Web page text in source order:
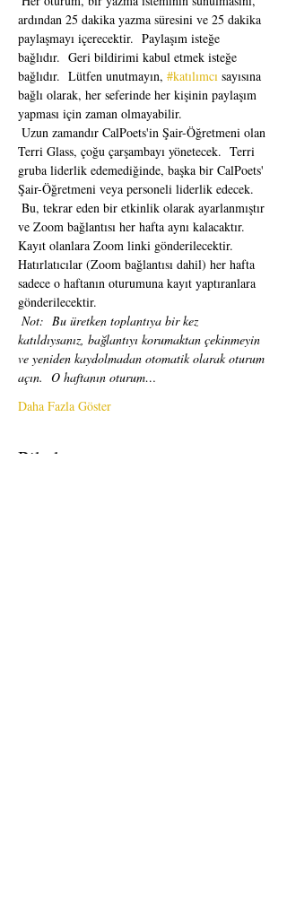
ardından 25 dakika yazma süresini ve 25 dakika
paylaşmayı içerecektir.  Paylaşım isteğe
bağlıdır.  Geri bildirimi kabul etmek isteğe
bağlıdır.  Lütfen unutmayın, #katılımcı sayısına
bağlı olarak, her seferinde her kişinin paylaşım
yapması için zaman olmayabilir.
Terri Glass, çoğu çarşambayı yönetecek.  Terri
gruba liderlik edemediğinde, başka bir CalPoets'
Şair-Öğretmeni veya personeli liderlik edecek.
ve Zoom bağlantısı her hafta aynı kalacaktır.
Kayıt olanlara Zoom linki gönderilecektir.
Hatırlatıcılar (Zoom bağlantısı dahil) her hafta
sadece o haftanın oturumuna kayıt yaptıranlara
gönderilecektir.
Not: Bu üretken toplantıya bir kez
katıldıysanız, bağlantıyı korumaktan çekinmeyin
ve yeniden kaydolmadan otomatik olarak oturum
açın. O haftanın oturum…
Daha Fazla Göster
Biletler